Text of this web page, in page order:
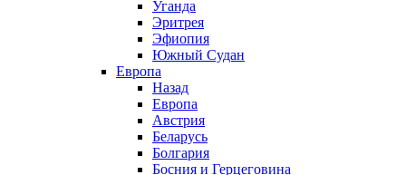
Уганда
Эритрея
Эфиопия
Южный Судан
Европа
Назад
Европа
Австрия
Беларусь
Болгария
Босния и Герцеговина